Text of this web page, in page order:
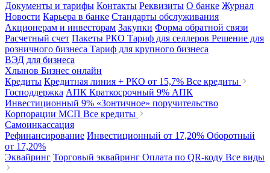
Документы и тарифы Контакты Реквизиты О банке Журнал
Новости Карьера в банке Стандарты обслуживания
Акционерам и инвесторам Закупки Форма обратной связи
Расчетный счет Пакеты РКО Тариф для селлеров Решение для
розничного бизнеса Тариф для крупного бизнеса
ВЭД для бизнеса
Хлынов Бизнес онлайн
Кредиты Кредитная линия + РКО от 15,7% Все кредиты
Господдержка АПК Краткосрочный 9% АПК
Инвестиционный 9% «Зонтичное» поручительство
Корпорации МСП Все кредиты
Самоинкассация
Рефинансирование Инвестиционный от 17,20% Оборотный
от 17,20%
Эквайринг Торговый эквайринг Оплата по QR-коду Все виды